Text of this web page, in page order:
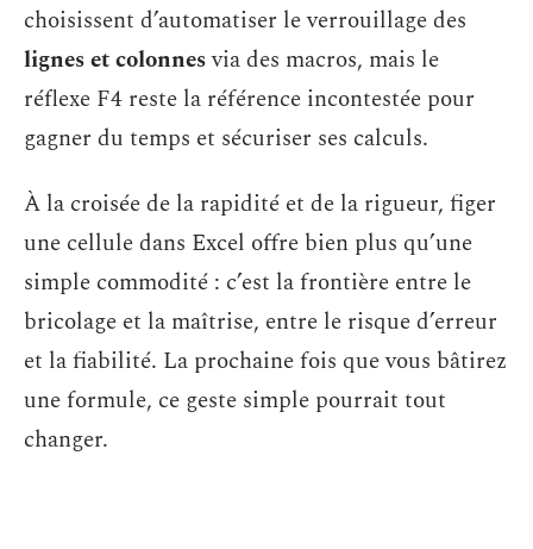
choisissent d’automatiser le verrouillage des
lignes et colonnesvia des macros, mais le
réflexe F4 reste la référence incontestée pour
gagner du temps et sécuriser ses calculs.
À la croisée de la rapidité et de la rigueur, figer
une cellule dans Excel offre bien plus qu’une
simple commodité : c’est la frontière entre le
bricolage et la maîtrise, entre le risque d’erreur
et la fiabilité. La prochaine fois que vous bâtirez
une formule, ce geste simple pourrait tout
changer.